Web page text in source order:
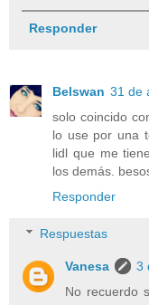
Responder
Belswan 31 de
solo coincido
lo use por una
lidl que me
los demás.
Responder
Respuestas
Vanesa
3
No recuerdo